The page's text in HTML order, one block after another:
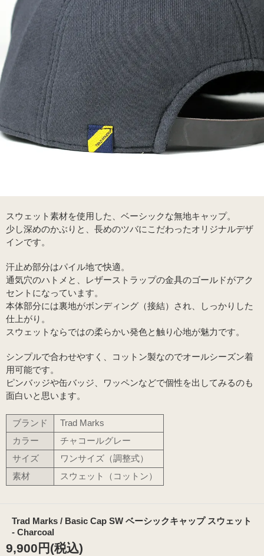
スウェット素材を使用した、ベーシックな無地キャップ。
少し深めのかぶりと、長めのツバにこだわったオリジナルデザ
インです。
汗止め部分はパイル地で快適。
通気穴のハトメと、レザーストラップの金具のゴールドがアク
セントになっています。
本体部分には裏地がボンディング（接結）され、しっかりした
仕上がり。
スウェットならではの柔らかい発色と触り心地が魅力です。
シンプルで合わせやすく、コットン製なのでオールシーズン着
用可能です。
ピンバッジや缶バッジ、ワッペンなどで個性を出してみるのも
面白いと思います。
ブランド
Trad Marks
カラー
チャコールグレー
サイズ
ワンサイズ（調整式）
素材
スウェット（コットン）
Trad Marks / Basic Cap SW ベーシックキャップ スウェット
- Charcoal
9,900円(税込)